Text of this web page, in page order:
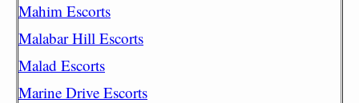
Mahim Escorts
Malabar Hill Escorts
Malad Escorts
Marine Drive Escorts